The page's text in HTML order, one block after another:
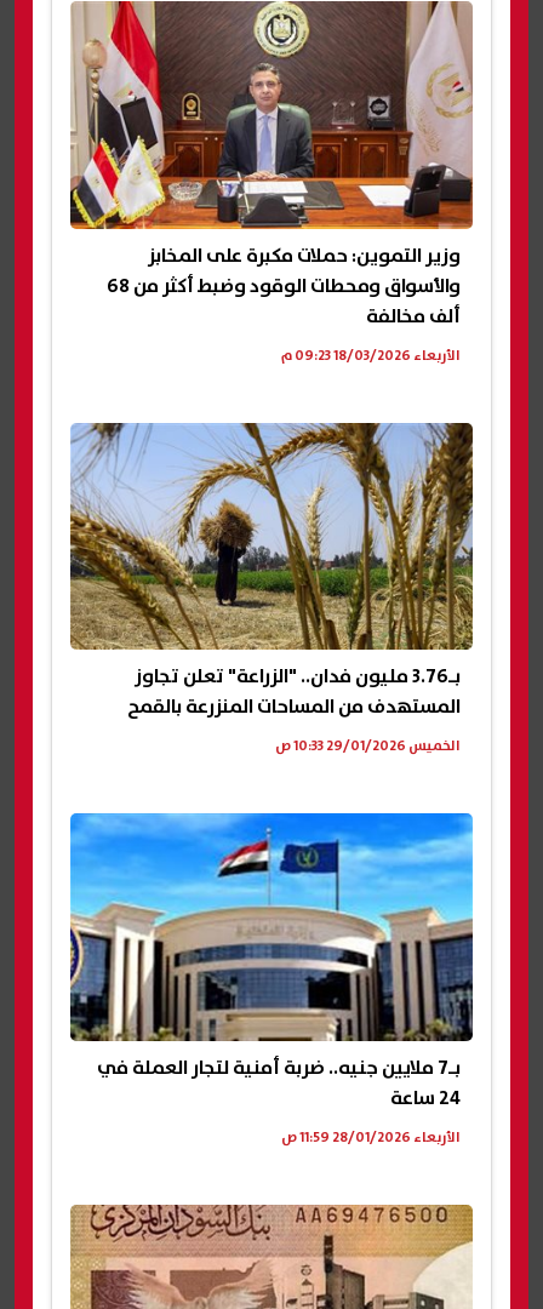
وزير التموين: حملات مكبرة على المخابز
والأسواق ومحطات الوقود وضبط أكثر من 68
ألف مخالفة
الأربعاء 18/03/2026 09:23 م
بـ3.76 مليون فدان.. "الزراعة" تعلن تجاوز
المستهدف من المساحات المنزرعة بالقمح
الخميس 29/01/2026 10:33 ص
بـ7 ملايين جنيه.. ضربة أمنية لتجار العملة في
24 ساعة
الأربعاء 28/01/2026 11:59 ص